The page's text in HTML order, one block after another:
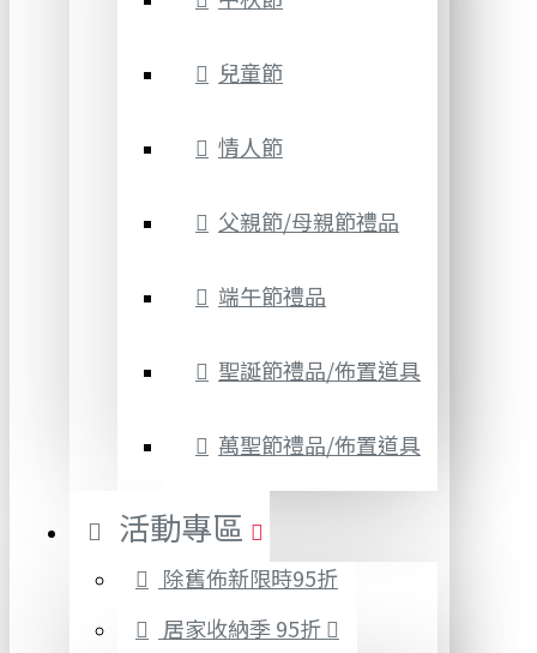
兒童節
情人節
父親節/母親節禮品
端午節禮品
聖誕節禮品/佈置道具
萬聖節禮品/佈置道具
活動專區
除舊佈新限時95折
居家收納季 95折